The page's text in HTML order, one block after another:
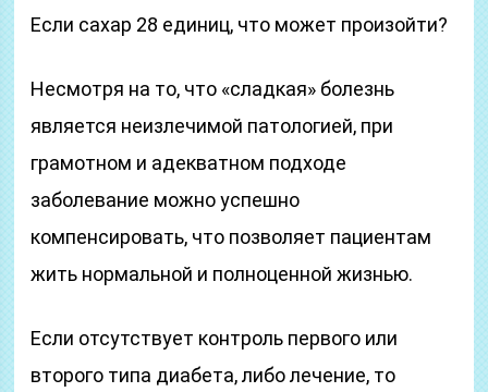
Если сахар 28 единиц, что может произойти?
Несмотря на то, что «сладкая» болезнь
является неизлечимой патологией, при
грамотном и адекватном подходе
заболевание можно успешно
компенсировать, что позволяет пациентам
жить нормальной и полноценной жизнью.
Если отсутствует контроль первого или
второго типа диабета, либо лечение, то